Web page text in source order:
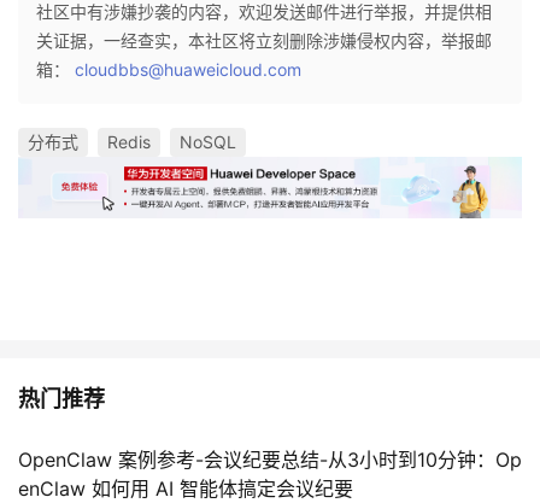
社区中有涉嫌抄袭的内容，欢迎发送邮件进行举报，并提供相
关证据，一经查实，本社区将立刻删除涉嫌侵权内容，举报邮
箱： cloudbbs@huaweicloud.com
分布式 Redis NoSQL
热门推荐
OpenClaw 案例参考-会议纪要总结-从3小时到10分钟：Op
enClaw 如何用 AI 智能体搞定会议纪要